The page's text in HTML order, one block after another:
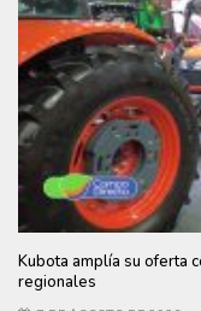
Kubota amplía su oferta
regionales